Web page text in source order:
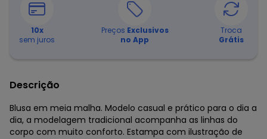
10x
sem juros
Preços Exclusivos
no App
Troca
Grátis
Descrição
Blusa em meia malha. Modelo casual e prático para o dia a
dia, a modelagem tradicional acompanha as linhas do
corpo com muito conforto. Estampa com ilustração de